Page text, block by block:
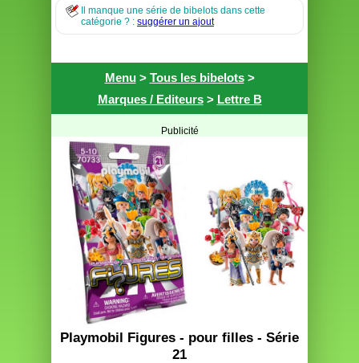
Il manque une série de bibelots dans cette
catégorie ? : suggérer un ajout
Menu> Tous les bibelots>
Marques / Editeurs> Lettre B
Publicité
Playmobil Figures - pour filles - Série
21